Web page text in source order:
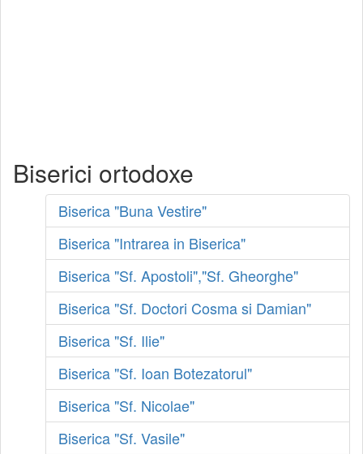
Biserici ortodoxe
Biserica "Buna Vestire"
Biserica "Intrarea in Biserica"
Biserica "Sf. Apostoli","Sf. Gheorghe"
Biserica "Sf. Doctori Cosma si Damian"
Biserica "Sf. Ilie"
Biserica "Sf. Ioan Botezatorul"
Biserica "Sf. Nicolae"
Biserica "Sf. Vasile"